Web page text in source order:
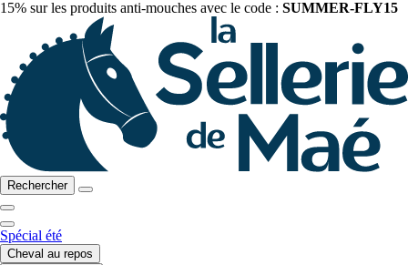
15% sur les produits anti-mouches avec le code : SUMMER-FLY15
Rechercher
Spécial été
Cheval au repos